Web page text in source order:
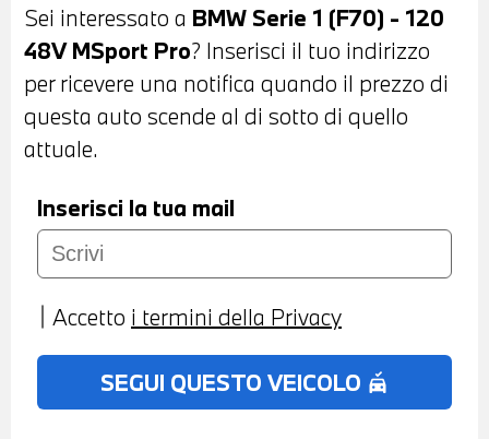
SPOILER POSTERIORE M - SENSORI DI
PARCHEGGIO ANTERIORI E POSTERIORI -
TELECAMERA POSTERIORE - COMFORT
ACCESS SYSTEM - INTERNI IN
ALCANTARA MISTO SENSATEC NERA -
VOLANTE SPORTIVO M IN PELLE CON
COMANDI MULTIFUNZIONE - CRUISE
CONTROL - CAMBIO AUTOMATICO CON
- ACTIVE GUARD - NAVIGATORE -
BLUETOOTH - USB - RADIO DIGITALE
DAB - COMPATIBILITA' CON CONNECTED
Sei interessato a BMW Serie 1 (F70) - 120
48V MSport Pro? Inserisci il tuo indirizzo
per ricevere una notifica quando il prezzo di
questa auto scende al di sotto di quello
attuale.
Inserisci la tua mail
Accetto i termini della Privacy
SEGUI QUESTO VEICOLO no_crash